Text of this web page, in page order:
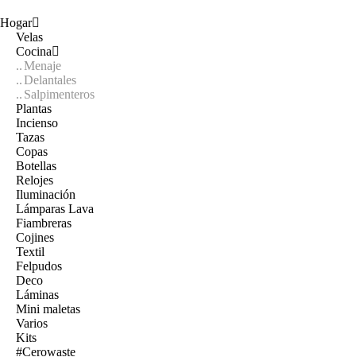
Hogar
Velas
Cocina
Menaje
Delantales
Salpimenteros
Plantas
Incienso
Tazas
Copas
Botellas
Relojes
Iluminación
Lámparas Lava
Fiambreras
Cojines
Textil
Felpudos
Deco
Láminas
Mini maletas
Varios
Kits
#Cerowaste